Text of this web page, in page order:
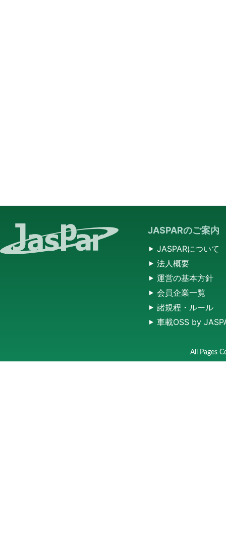
JASPARのご案内
JASPARについて
法人概要
運営の基本方針
会員企業一覧
諸規程・ルール
車載OSS by
All Pages